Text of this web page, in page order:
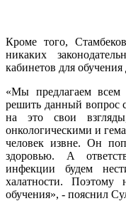
Кроме того,
никаких
кабинетов для обучения
«Мы предлагаем всем
решить данный вопрос
на это свои
онкологическими и
человек извне. Он
здоровью. А
инфекции будем
халатности. Поэтому
обучения», - пояснил